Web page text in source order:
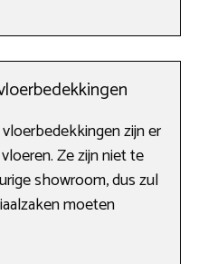
zijn er
Ze zijn niet te
showroom, dus zul
moeten